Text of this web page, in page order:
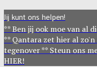
Jij kunt ons helpen!
** Ben jij ook moe van al
** Qantara zet hier al
tegenover ** Steun ons
HIER!